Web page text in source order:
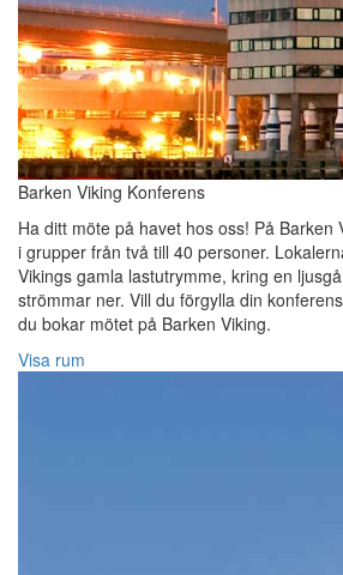
Barken Viking Konferens
Ha ditt möte på havet hos oss! På Barken
i grupper från två till 40 personer.
Vikings gamla lastutrymme, kring en
strömmar ner. Vill du förgylla din
du bokar mötet på Barken Viking.
Visa rum